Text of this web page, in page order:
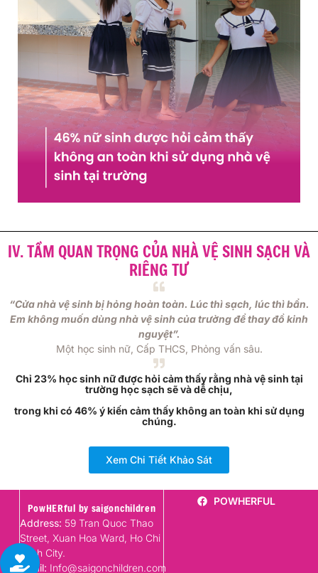
IV. TẦM QUAN TRỌNG CỦA NHÀ VỆ SINH SẠCH VÀ
RIÊNG TƯ
“Cửa nhà vệ sinh bị hỏng hoàn toàn. Lúc thì sạch, lúc thì bẩn.
Em không muốn dùng nhà vệ sinh của trường để thay đồ kinh
nguyệt”.
Một học sinh nữ, Cấp THCS, Phỏng vấn sâu.
Chỉ 23% học sinh nữ được hỏi cảm thấy rằng nhà vệ sinh tại
trường học sạch sẽ và dễ chịu,
trong khi có 46% ý kiến cảm thấy không an toàn khi sử dụng
chúng.
Xem Chi Tiết Khảo Sát
PowHERful by saigonchildren
Address: 59 Tran Quoc Thao
Street, Xuan Hoa Ward, Ho Chi
Minh City.
Email: Info@saigonchildren.com
POWHERFUL